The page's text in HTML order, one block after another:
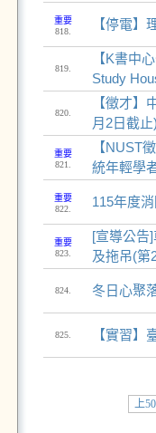
重要
818.
【停電】
819.
【K書中
Study
820.
【徵才
月2日截止)
重要
821.
【NUST
統年輕學
重要
822.
115年度
重要
823.
[宣導公告
及拖吊(第
824. 冬日心聚
825. 【實習
上